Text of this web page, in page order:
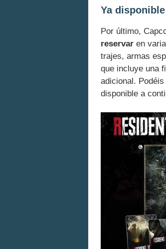
Ya
Por último,
reservar en
trajes, armas
que incluye una
adicional.
disponible a